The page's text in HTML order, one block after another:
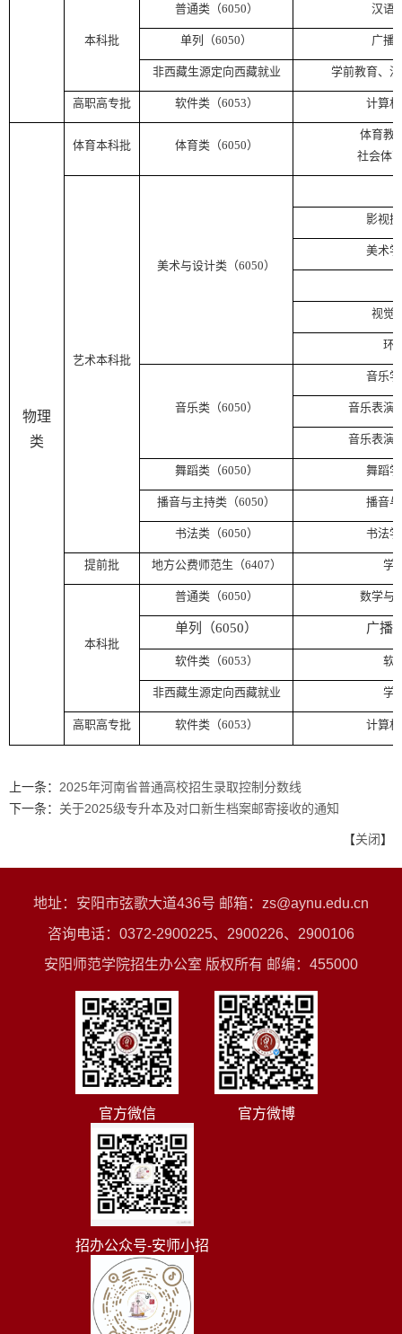
本科批
普通类（6050） 汉语
单列（6050） 广播
非西藏生源定向西藏就业 学前教育、
高职高专批 软件类（6053） 计算
物理
类
体育本科批 体育类（6050）
体育教
社会体
艺术本科批
美术与设计类（6050）
影视
美术
视觉
环
音乐类（6050）
音乐
音乐表演
音乐表演
舞蹈类（6050） 舞蹈
播音与主持类（6050） 播音
书法类（6050） 书法
提前批 地方公费师范生（6407） 学
本科批
普通类（6050） 数学与
单列（6050） 广播
软件类（6053） 软
非西藏生源定向西藏就业 学
高职高专批 软件类（6053） 计算
上一条： 2025年河南省普通高校招生录取控制分数线
下一条： 关于2025级专升本及对口新生档案邮寄接收的通知
【关闭】
地址：安阳市弦歌大道436号 邮箱：zs@aynu.edu.cn
咨询电话：0372-2900225、2900226、2900106
安阳师范学院招生办公室 版权所有 邮编：455000
官方微信 官方微博
招办公众号-安师小招